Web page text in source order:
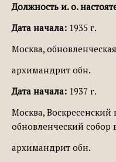
Должность и. о.
Дата начала: 1935 г.
Москва,
архимандрит обн.
Дата начала: 1937 г.
Москва,
обновленческий собор
архимандрит обн.